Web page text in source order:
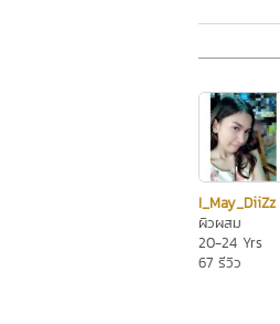
I_May_DiiZz
ผิวผสม
20-24 Yrs
67 รีวิว